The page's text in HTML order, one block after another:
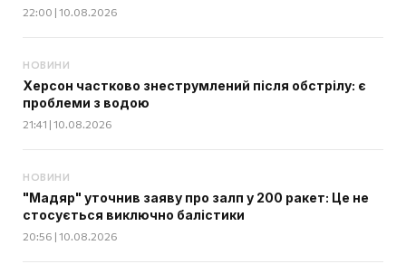
22:00 | 10.08.2026
НОВИНИ
Херсон частково знеструмлений після обстрілу: є
проблеми з водою
21:41 | 10.08.2026
НОВИНИ
"Мадяр" уточнив заяву про залп у 200 ракет: Це не
стосується виключно балістики
20:56 | 10.08.2026